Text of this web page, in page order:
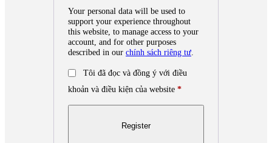
Your personal data will be used to
support your experience throughout
this website, to manage access to your
account, and for other purposes
described in our chính sách riêng tư
Tôi đã đọc và đồng ý với điều
khoản và điều kiện của website *